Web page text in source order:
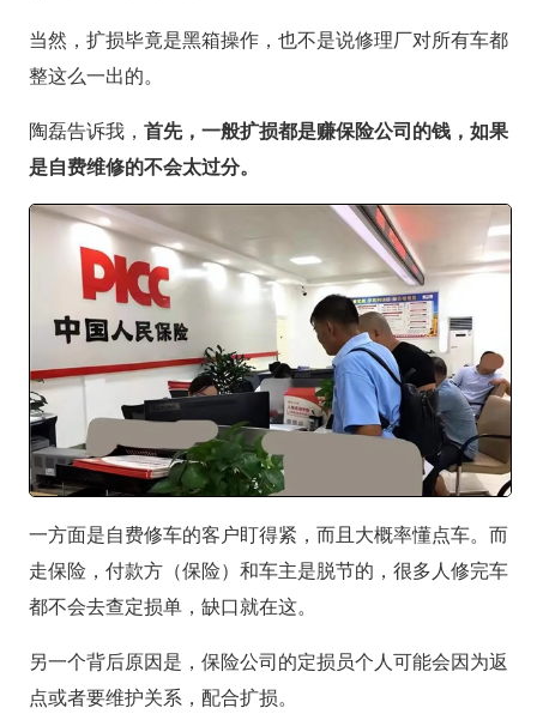
当然，扩损毕竟是黑箱操作，也不是说修理厂对所有车都
整这么一出的。
陶磊告诉我， 首先，一般扩损都是赚保险公司的钱，如果
是自费维修的不会太过分。
一方面是自费修车的客户盯得紧，而且大概率懂点车。而
走保险，付款方（保险）和车主是脱节的，很多人修完车
都不会去查定损单，缺口就在这。
另一个背后原因是，保险公司的定损员个人可能会因为返
点或者要维护关系，配合扩损。